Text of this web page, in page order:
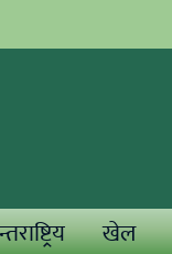
खेल